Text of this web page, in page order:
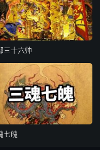
所以坎纳甲戊，离纳甲
者，盖由乾再索於坤而
男成坎卦，则是坎中阳
爻。故离坎二卦为乾坤
曰：二用无爻位，周流
政谓此也。然真火取於
却在坎。坎离互用，水
池；以汞投铅，名曰神
稽之紫阳丹诀，取将坎
进阳火，而后退阴符。
三十六帅
七魄